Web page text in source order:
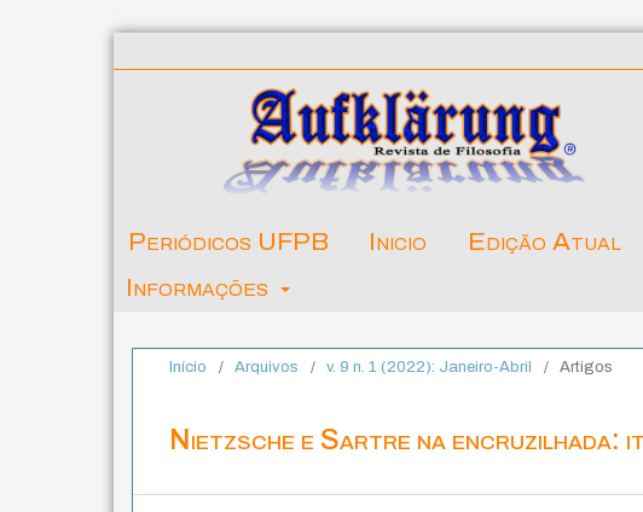
Periódicos UFPB Inicio Edição Atual
Informações
Início / Arquivos / v. 9 n. 1 (2022): Janeiro-Abril / Artigos
Nietzsche e Sartre na